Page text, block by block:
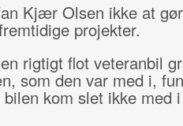
Kjær Olsen ikke at
projekter.
rigtigt flot veteranbil
som den var med i,
kom slet ikke med i